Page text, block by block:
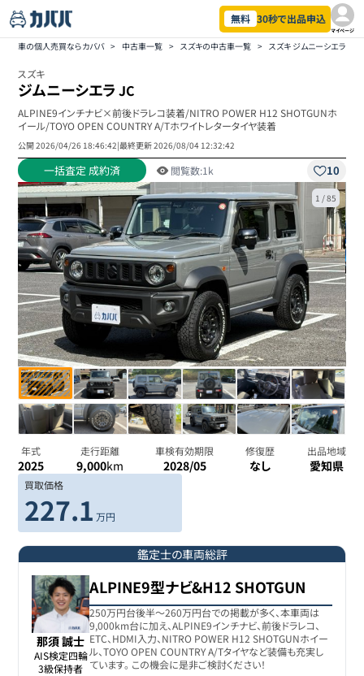
無料 30秒で出品申込
マイページ
車の個人売買ならカババ > 中古車一覧 > スズキの中古車一覧 > スズキ ジムニーシエラの
スズキ
ジムニーシエラJC
ALPINE9インチナビ×前後ドラレコ装着/NITRO POWER H12 SHOTGUNホ
イール/TOYO OPEN COUNTRY A/Tホワイトレタータイヤ装着
公開2026/04/26 18:46:42|最終更新2026/08/04 12:32:42
一括査定 成約済 閲覧数:1k 10
1 /85
年式
2025
走行距離
9,000km
車検有効期限
2028/05
修復歴
なし
出品地域
愛知県
買取価格
227.1 万円
鑑定士の車両総評
那須 誠士
AIS検定四輪
3級保持者
ALPINE9型ナビ&H12 SHOTGUN
250万円台後半〜260万円台での掲載が多く、本車両は
9,000km台に加え、ALPINE9インチナビ、前後ドラレコ、
ETC、HDMI入力、NITRO POWER H12 SHOTGUNホイー
ル、TOYO OPEN COUNTRY A/Tタイヤなど装備も充実し
ています。 この機会に是非ご検討ください！